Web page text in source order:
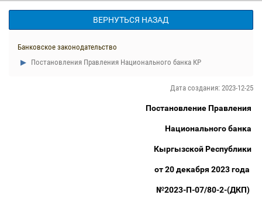
ВЕРНУТЬСЯ НАЗАД
Банковское законодательство
Постановления Правления Национального банка КР
Дата создания: 2023-12-25
Постановление Правления
Национального банка
Кыргызской Республики
от 20 декабря 2023 года
№2023-П-07/80-2-(ДКП)